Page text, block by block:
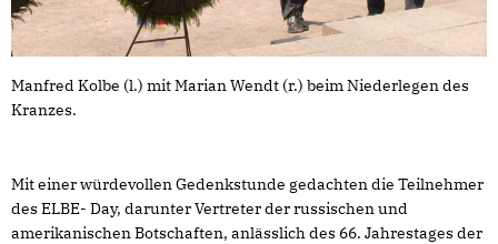
Manfred Kolbe (l.) mit Marian Wendt (r.) beim Niederlegen des
Kranzes.
Mit einer würdevollen Gedenkstunde gedachten die Teilnehmer
des ELBE- Day, darunter Vertreter der russischen und
amerikanischen Botschaften, anlässlich des 66. Jahrestages der